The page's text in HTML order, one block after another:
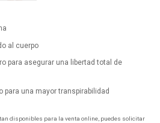
al cuerpo
para asegurar una libertad total de
para una mayor transpirabilidad
disponibles para la venta online, puedes solicitar